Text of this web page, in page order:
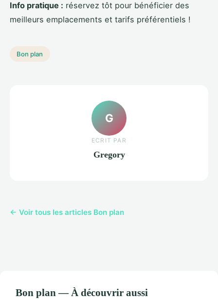
Info pratique : réservez tôt pour bénéficier des
meilleurs emplacements et tarifs préférentiels !
Bon plan
G
ECRIT PAR
Gregory
← Voir tous les articles Bon plan
Bon plan — À découvrir aussi